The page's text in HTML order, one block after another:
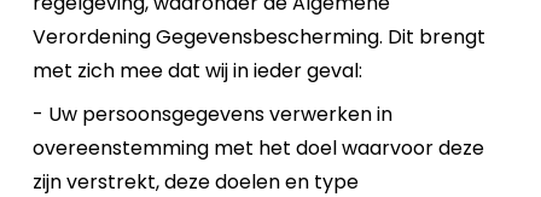
Verordening Gegevensbescherming. Dit brengt
met zich mee dat wij in ieder geval:
- Uw persoonsgegevens verwerken in
overeenstemming met het doel waarvoor deze
zijn verstrekt, deze doelen en type